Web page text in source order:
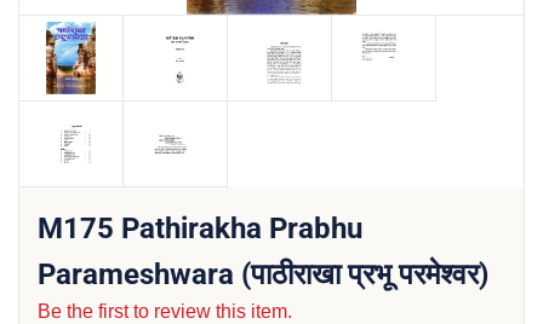
M175 Pathirakha Prabhu
Parameshwara (पाठीराखा प्रभू परमेश्वर)
Be the first to review this item.